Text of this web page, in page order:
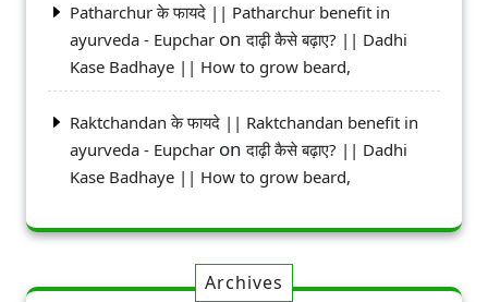
Patharchur के फायदे || Patharchur benefit in
ayurveda - Eupchar onदाढ़ी कैसे बढ़ाए? || Dadhi
Kase Badhaye || How to grow beard,
Raktchandan के फायदे || Raktchandan benefit in
ayurveda - Eupchar onदाढ़ी कैसे बढ़ाए? || Dadhi
Kase Badhaye || How to grow beard,
Archives